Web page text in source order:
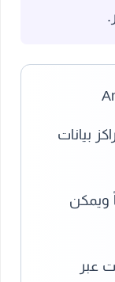
بيانات
ويمكن
عبر